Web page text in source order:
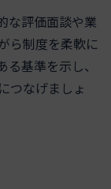
な評価面談や業
ら制度を柔軟に
基準を示し、
つなげましょ